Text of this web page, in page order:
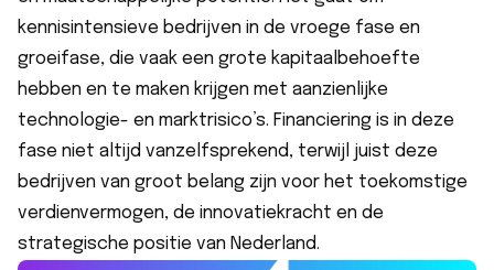
kennisintensieve bedrijven in de vroege fase en
groeifase, die vaak een grote kapitaalbehoefte
hebben en te maken krijgen met aanzienlijke
technologie- en marktrisico’s. Financiering is in deze
fase niet altijd vanzelfsprekend, terwijl juist deze
bedrijven van groot belang zijn voor het toekomstige
verdienvermogen, de innovatiekracht en de
strategische positie van Nederland.